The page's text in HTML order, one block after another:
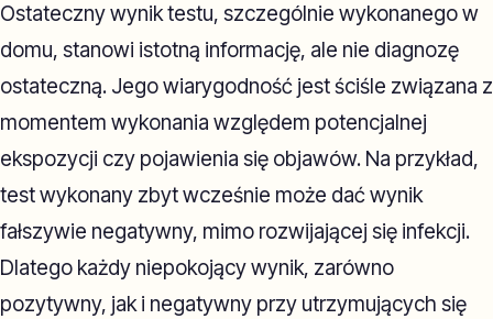
Ostateczny wynik testu, szczególnie wykonanego w
domu, stanowi istotną informację, ale nie diagnozę
ostateczną. Jego wiarygodność jest ściśle związana z
momentem wykonania względem potencjalnej
ekspozycji czy pojawienia się objawów. Na przykład,
test wykonany zbyt wcześnie może dać wynik
fałszywie negatywny, mimo rozwijającej się infekcji.
Dlatego każdy niepokojący wynik, zarówno
pozytywny, jak i negatywny przy utrzymujących się